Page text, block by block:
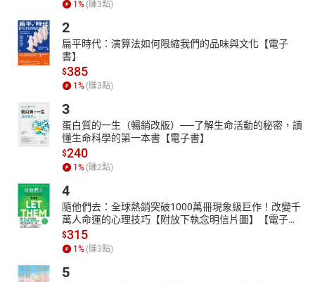
1 % (賺3點)
2
扁平時代：演算法如何限縮我們的品味與文化【電子
書】
$385
1 % (賺3點)
3
蛋白質的一生（暢銷改版）──了解生命活動的秘密，讀
懂生命科學的第一本書【電子書】
$240
1 % (賺2點)
4
隨他們去：全球熱銷突破1000萬冊現象級巨作！改變千
萬人命運的心理技巧【附放下執念明信片圖】【電子
書】
$315
1 % (賺3點)
5